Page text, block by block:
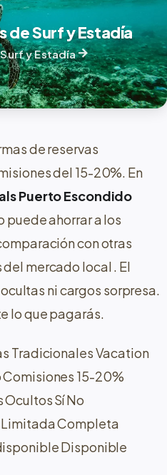
de Surf y Estadía
y Estadíaarrow_forward
de reservas
del 15-20%. En
Puerto Escondido
puede ahorrar a los
con otras
mercado local. El
ni cargos sorpresa.
lo que pagarás.
Tradicionales Vacation
15-20%
Sí No
Limitada Completa
Disponible